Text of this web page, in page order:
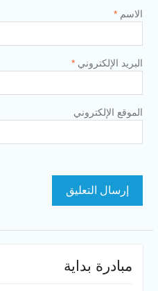
الاسم *
البريد الإلكتروني *
الموقع الإلكتروني
مبادرة بداية